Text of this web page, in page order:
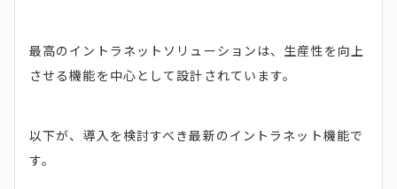
最高のイントラネットソリューションは、生産性を向上
させる機能を中心として設計されています。
以下が、導入を検討すべき最新のイントラネット機能で
す。